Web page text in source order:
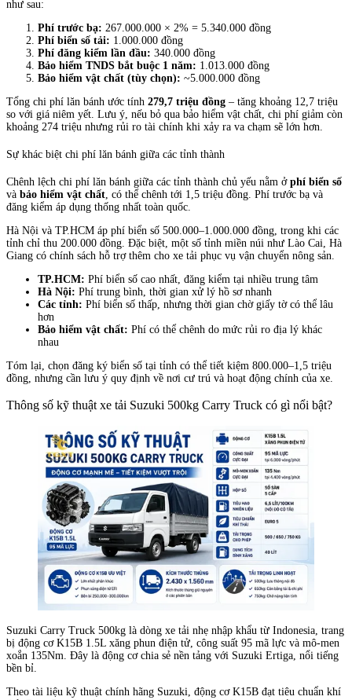
như sau:
Phí trước bạ: 267.000.000 × 2% = 5.340.000 đồng
Phí biển số tải: 1.000.000 đồng
Phí đăng kiểm lần đầu: 340.000 đồng
Bảo hiểm TNDS bắt buộc 1 năm: 1.013.000 đồng
Bảo hiểm vật chất (tùy chọn): ~5.000.000 đồng
Tổng chi phí lăn bánh ước tính 279,7 triệu đồng – tăng khoảng 12,7 triệu
so với giá niêm yết. Lưu ý, nếu bỏ qua bảo hiểm vật chất, chi phí giảm còn
khoảng 274 triệu nhưng rủi ro tài chính khi xảy ra va chạm sẽ lớn hơn.
Sự khác biệt chi phí lăn bánh giữa các tỉnh thành
Chênh lệch chi phí lăn bánh giữa các tỉnh thành chủ yếu nằm ở phí biển số
và bảo hiểm vật chất , có thể chênh tới 1,5 triệu đồng. Phí trước bạ và
đăng kiểm áp dụng thống nhất toàn quốc.
Hà Nội và TP.HCM áp phí biển số 500.000–1.000.000 đồng, trong khi các
tỉnh chỉ thu 200.000 đồng. Đặc biệt, một số tỉnh miền núi như Lào Cai, Hà
Giang có chính sách hỗ trợ thêm cho xe tải phục vụ vận chuyển nông sản.
TP.HCM: Phí biển số cao nhất, đăng kiểm tại nhiều trung tâm
Hà Nội: Phí trung bình, thời gian xử lý hồ sơ nhanh
Các tỉnh: Phí biển số thấp, nhưng thời gian chờ giấy tờ có thể lâu
hơn
Bảo hiểm vật chất: Phí có thể chênh do mức rủi ro địa lý khác
nhau
Tóm lại, chọn đăng ký biển số tại tỉnh có thể tiết kiệm 800.000–1,5 triệu
đồng, nhưng cần lưu ý quy định về nơi cư trú và hoạt động chính của xe.
Thông số kỹ thuật xe tải Suzuki 500kg Carry Truck có gì nổi bật?
Suzuki Carry Truck 500kg là dòng xe tải nhẹ nhập khẩu từ Indonesia, trang
bị động cơ K15B 1.5L xăng phun điện tử, công suất 95 mã lực và mô-men
xoắn 135Nm. Đây là động cơ chia sẻ nền tảng với Suzuki Ertiga, nổi tiếng
bền bỉ.
Theo tài liệu kỹ thuật chính hãng Suzuki, động cơ K15B đạt tiêu chuẩn khí